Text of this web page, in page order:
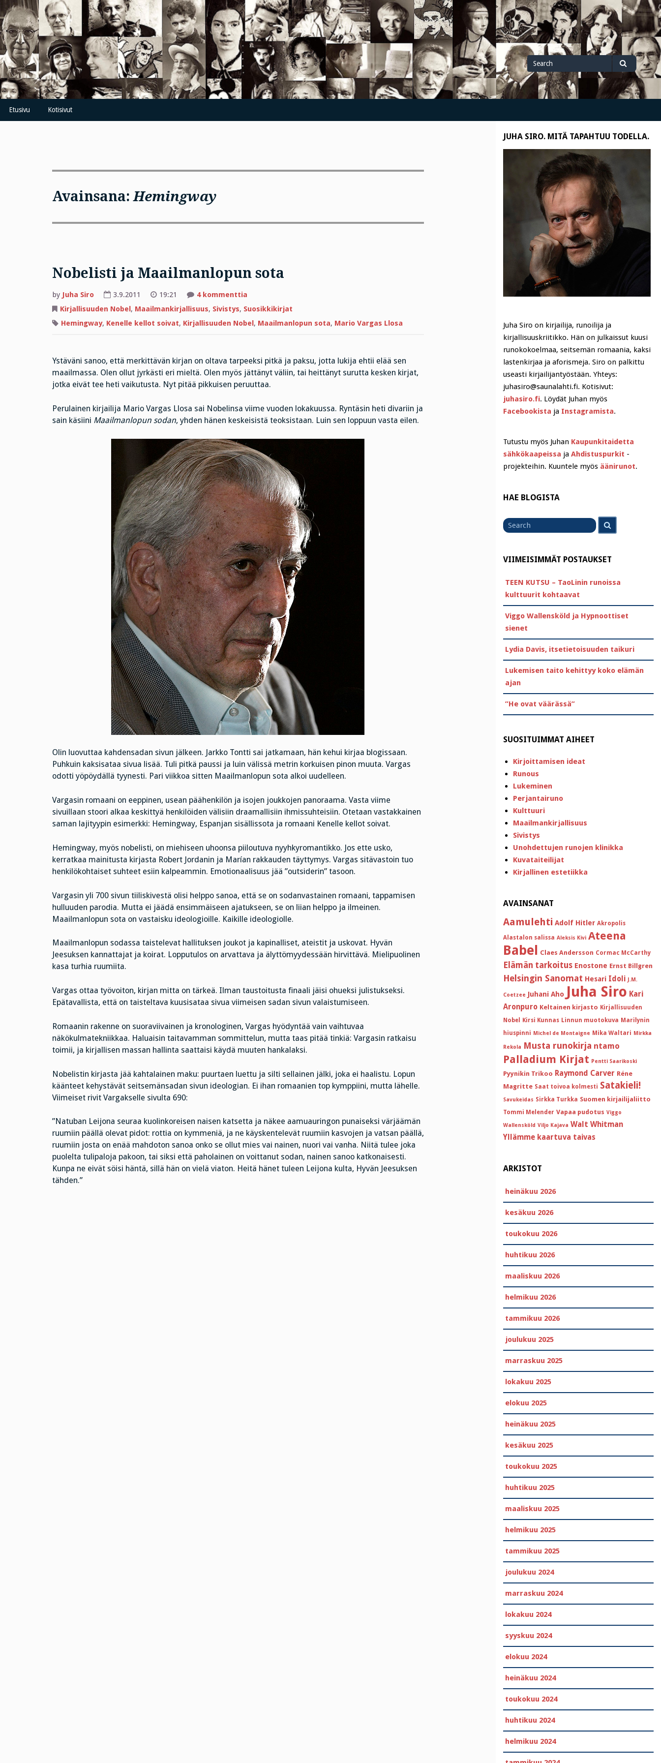
Skip
to
content
Search
for
Search
Etusivu Kotisivut
Avainsana:Hemingway
Nobelisti ja Maailmanlopun sota
by Juha Siro 3.9.2011 19:21 4 kommenttiaartikkeliin
ja
Maailmanlopun
sota
Kirjallisuuden Nobel, Maailmankirjallisuus, Sivistys, Suosikkikirjat
Hemingway, Kenelle kellot soivat, Kirjallisuuden Nobel, Maailmanlopun sota, Mario Vargas Llosa
Ystäväni sanoo, että merkittävän kirjan on oltava tarpeeksi pitkä ja paksu, jotta lukija ehtii elää sen
maailmassa. Olen ollut jyrkästi eri mieltä. Olen myös jättänyt väliin, tai heittänyt surutta kesken kirjat,
jotka eivät tee heti vaikutusta. Nyt pitää pikkuisen peruuttaa.
Perulainen kirjailija Mario Vargas Llosa sai Nobelinsa viime vuoden lokakuussa. Ryntäsin heti divariin ja
sain käsiini Maailmanlopun sodan, yhden hänen keskeisistä teoksistaan. Luin sen loppuun vasta eilen.
Olin luovuttaa kahdensadan sivun jälkeen. Jarkko Tontti sai jatkamaan, hän kehui kirjaa blogissaan.
Puhkuin kaksisataa sivua lisää. Tuli pitkä paussi ja luin välissä metrin korkuisen pinon muuta. Vargas
odotti yöpöydällä tyynesti. Pari viikkoa sitten Maailmanlopun sota alkoi uudelleen.
Vargasin romaani on eeppinen, usean päähenkilön ja isojen joukkojen panoraama. Vasta viime
sivuillaan stoori alkaa keskittyä henkilöiden välisiin draamallisiin ihmissuhteisiin. Otetaan vastakkainen
saman lajityypin esimerkki: Hemingway, Espanjan sisällissota ja romaani Kenelle kellot soivat.
Hemingway, myös nobelisti, on miehiseen uhoonsa piiloutuva nyyhkyromantikko. Jos ette usko,
kerratkaa mainitusta kirjasta Robert Jordanin ja Marían rakkauden täyttymys. Vargas sitävastoin tuo
henkilökohtaiset suhteet esiin kalpeammin. Emotionaalisuus jää ”outsiderin” tasoon.
Vargasin yli 700 sivun tiiliskivestä olisi helppo sanoa, että se on sodanvastainen romaani, tappamisen
hulluuden parodia. Mutta ei jäädä ensimmäiseen ajatukseen, se on liian helppo ja ilmeinen.
Maailmanlopun sota on vastaisku ideologioille. Kaikille ideologiolle.
Maailmanlopun sodassa taistelevat hallituksen joukot ja kapinalliset, ateistit ja uskovat. Hyvän
Jeesuksen kannattajat ja koirat. Lopputulos on arvattava ja älyttömyydessään hirvittävä. Mielipuolinen
kasa turhia ruumiita.
Vargas ottaa työvoiton, kirjan mitta on tärkeä. Ilman taustoitusta finaali jäisi ohueksi julistukseksi.
Epätavallista, että on taisteltava kuusisataa sivua viimeisen sadan sivun valaistumiseen.
Romaanin rakenne on suoraviivainen ja kronologinen, Vargas hyödyntää vain vaihtuvaa
näkökulmatekniikkaa. Haluaisin taitavamman sommittelun, mutta taas pitää tinkiä: Vargasin ratkaisu
toimii, ja kirjallisen massan hallinta saattaisi käydä muuten hankalaksi.
Nobelistin kirjasta jää kahtalainen maku: puurtaen luettu ja silti sellainen jälki, joka ei haalistu. Lopun
käänteet kehystävät seitsemänsadan sivun ideologian. Ei ihan romaanien top kymppiini, mutta lähelle.
Viimeiset rivit Vargakselle sivulta 690:
”Natuban Leijona seuraa kuolinkoreisen naisen katsetta ja näkee aamuauringon punaiseksi värjäämän
ruumiin päällä olevat pidot: rottia on kymmeniä, ja ne käyskentelevät ruumiin kasvojen ja vatsan päällä,
ruumiin josta on enää mahdoton sanoa onko se ollut mies vai nainen, nuori vai vanha. Niitä tulee joka
puolelta tulipaloja pakoon, tai siksi että paholainen on voittanut sodan, nainen sanoo katkonaisesti.
Kunpa ne eivät söisi häntä, sillä hän on vielä viaton. Heitä hänet tuleen Leijona kulta, Hyvän Jeesuksen
tähden.”
JUHA SIRO. MITÄ TAPAHTUU TODELLA.
Juha Siro on kirjailija, runoilija ja
kirjallisuuskriitikko. Hän on julkaissut kuusi
runokokoelmaa, seitsemän romaania, kaksi
lastenkirjaa ja aforismeja. Siro on palkittu
useasti kirjailijantyöstään. Yhteys:
juhasiro@saunalahti.fi. Kotisivut:
juhasiro.fi. Löydät Juhan myös
Facebookista ja Instagramista.
Tutustu myös Juhan Kaupunkitaidetta
sähkökaapeissa ja Ahdistuspurkit -
projekteihin. Kuuntele myös äänirunot.
HAE BLOGISTA
for
VIIMEISIMMÄT POSTAUKSET
TEEN KUTSU – TaoLinin runoissa
kulttuurit kohtaavat
Viggo Wallensköld ja Hypnoottiset
sienet
Lydia Davis, itsetietoisuuden taikuri
Lukemisen taito kehittyy koko elämän
ajan
”He ovat väärässä”
SUOSITUIMMAT AIHEET
Kirjoittamisen ideat
Runous
Lukeminen
Perjantairuno
Kulttuuri
Maailmankirjallisuus
Sivistys
Unohdettujen runojen klinikka
Kuvataiteilijat
Kirjallinen estetiikka
AVAINSANAT
Aamulehti Adolf Hitler Akropolis
Alastalon salissa Aleksis Kivi Ateena
Babel Claes Andersson Cormac McCarthy
Elämän tarkoitus Enostone Ernst Billgren
Helsingin Sanomat Hesari Idoli J.M.
Coetzee Juhani Aho Juha Siro Kari
Aronpuro Keltainen kirjasto Kirjallisuuden
Nobel
Kirsi Kunnas Linnun muotokuva Marilynin
hiuspinni Michel de Montaigne Mika Waltari Mirkka
Rekola Musta runokirja ntamo
Palladium Kirjat Pentti Saarikoski
Pyynikin Trikoo Raymond Carver Réne
Magritte Saat toivoa kolmesti Satakieli!
Savukeidas Sirkka Turkka Suomen kirjailijaliitto
Tommi Melender Vapaa pudotus Viggo
Wallensköld Viljo Kajava Walt Whitman
Yllämme kaartuva taivas
ARKISTOT
heinäkuu 2026
kesäkuu 2026
toukokuu 2026
huhtikuu 2026
maaliskuu 2026
helmikuu 2026
tammikuu 2026
joulukuu 2025
marraskuu 2025
lokakuu 2025
elokuu 2025
heinäkuu 2025
kesäkuu 2025
toukokuu 2025
huhtikuu 2025
maaliskuu 2025
helmikuu 2025
tammikuu 2025
joulukuu 2024
marraskuu 2024
lokakuu 2024
syyskuu 2024
elokuu 2024
heinäkuu 2024
toukokuu 2024
huhtikuu 2024
helmikuu 2024